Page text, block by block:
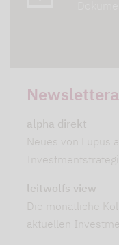
alpha direkt
Neues von Lupus
leitwolfs view
Die monatliche
aktuellen